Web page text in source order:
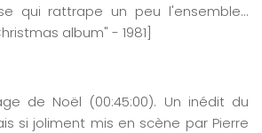
qui rattrape un peu l'ensemble...
album" - 1981]
de Noël (00:45:00). Un inédit du
si joliment mis en scène par Pierre